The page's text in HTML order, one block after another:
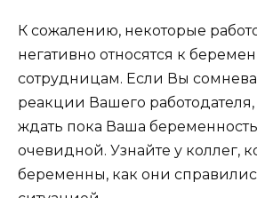
К сожалению, некоторые
негативно относятся к
сотрудницам. Если Вы
реакции Вашего
ждать пока Ваша
очевидной. Узнайте у коллег,
беременны, как они